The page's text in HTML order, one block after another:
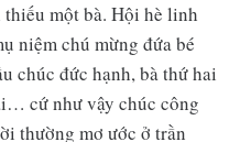
một bà. Hội hè linh
niệm chú mừng đứa bé
chúc đức hạnh, bà thứ hai
cứ như vậy chúc công
thường mơ ước ở trần